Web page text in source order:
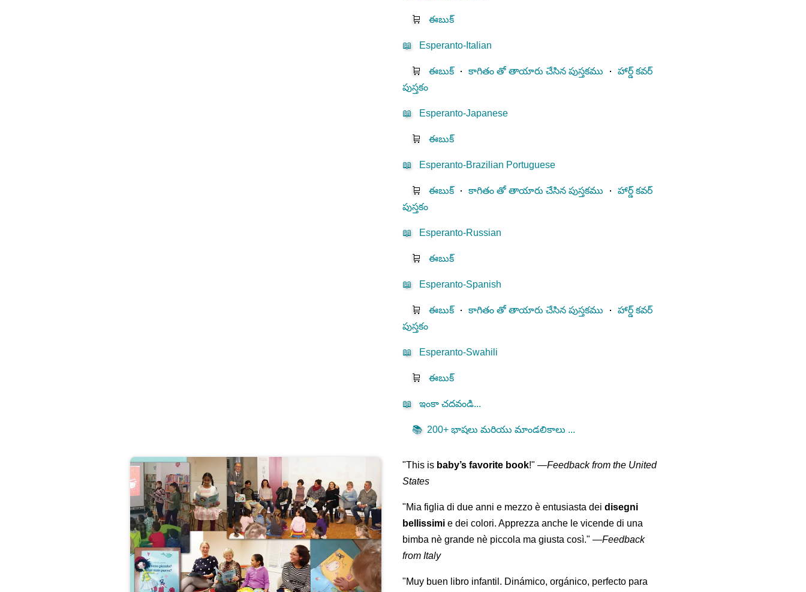
🛒 ఈబుక్
📖 Esperanto-Italian
🛒 ఈబుక్⋅కాగితం తో తాయారు చేసిన పుస్తకము ⋅హార్డ్ కవర్
పుస్తకం
📖 Esperanto-Japanese
🛒 ఈబుక్
📖 Esperanto-Brazilian Portuguese
🛒 ఈబుక్⋅కాగితం తో తాయారు చేసిన పుస్తకము ⋅హార్డ్ కవర్
పుస్తకం
📖 Esperanto-Russian
🛒 ఈబుక్
📖 Esperanto-Spanish
🛒 ఈబుక్⋅కాగితం తో తాయారు చేసిన పుస్తకము ⋅హార్డ్ కవర్
పుస్తకం
📖 Esperanto-Swahili
🛒 ఈబుక్
📖 ఇంకా చదవండి...
📚 200+ భాషలు మరియు మాండలికాలు ...
"This is baby’s favorite book!" —Feedback from the United
States
"Mia figlia di due anni e mezzo è entusiasta deidisegni
bellissimi e dei colori. Apprezza anche le vicende di una
bimba nè grande nè piccola ma giusta così." —Feedback
from Italy
"Muy buen libro infantil. Dinámico, orgánico, perfecto para